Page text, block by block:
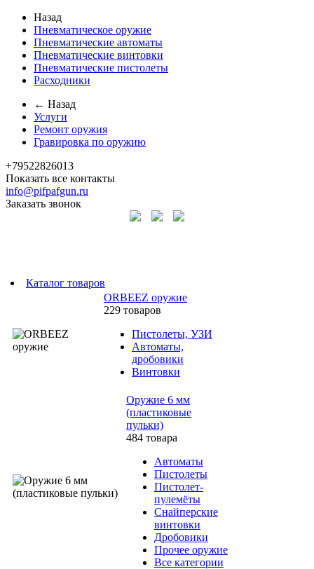
Назад
Пневматическое оружие
Пневматические автоматы
Пневматические винтовки
Пневматические пистолеты
Расходники
← Назад
Услуги
Ремонт оружия
Гравировка по оружию
+79522826013
Показать все контакты
info@pifpafgun.ru
Заказать звонок
Каталог товаров
ORBEEZ оружие
229 товаров
Пистолеты, УЗИ
Автоматы,
дробовики
Винтовки
Оружие 6 мм
(пластиковые
пульки)
484 товара
Автоматы
Пистолеты
Пистолет-
пулемёты
Снайперские
винтовки
Дробовики
Прочее оружие
Все категории